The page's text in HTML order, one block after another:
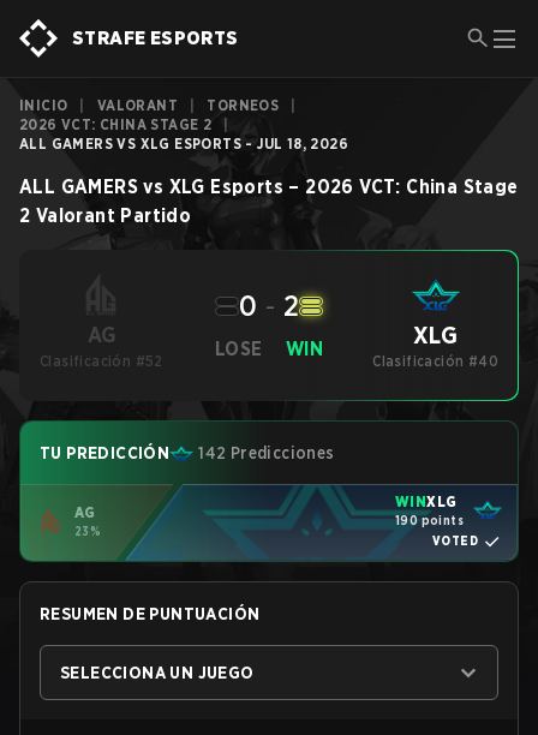
STRAFE ESPORTS
INICIO VALORANT TORNEOS
2026 VCT: CHINA STAGE 2
ALL GAMERS VS XLG ESPORTS - JUL 18, 2026
ALL GAMERS vs XLG Esports – 2026 VCT: China Stage
2 Valorant Partido
AG
Clasificación #52
LOSE
0 - 2
WIN XLG
Clasificación #40
TU PREDICCIÓN 142 Predicciones
AG
23%
WINXLG
190 points
VOTED
RESUMEN DE PUNTUACIÓN
SELECCIONA UN JUEGO